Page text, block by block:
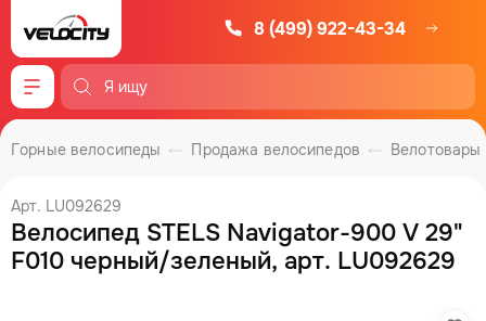
8 (499) 922-43-34
Меню
Велотовары
Продажа велосипедов
Горные велосипеды
Арт. LU092629
Велосипед STELS Navigator-900 V 29"
F010 черный/зеленый, арт. LU092629